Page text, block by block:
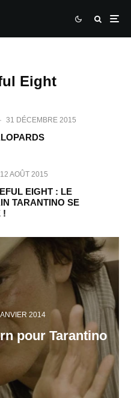
Eight
· 31 DÉCEMBRE 2015
12 AOÛT 2015
EIGHT : LE
TARANTINO SE
!
2014
pour Tarantino